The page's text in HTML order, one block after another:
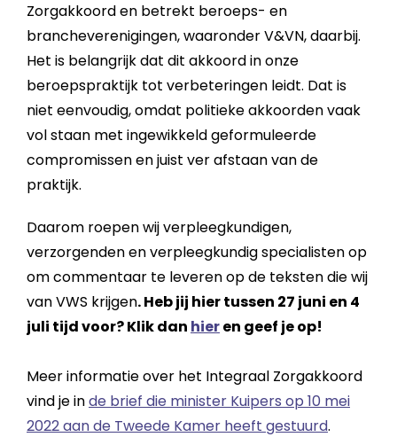
Zorgakkoord en betrekt beroeps- en
brancheverenigingen, waaronder V&VN, daarbij.
Het is belangrijk dat dit akkoord in onze
beroepspraktijk tot verbeteringen leidt. Dat is
niet eenvoudig, omdat politieke akkoorden vaak
vol staan met ingewikkeld geformuleerde
compromissen en juist ver afstaan van de
praktijk.
Daarom roepen wij verpleegkundigen,
verzorgenden en verpleegkundig specialisten op
om commentaar te leveren op de teksten die wij
van VWS krijgen. Heb jij hier tussen 27 juni en 4
juli tijd voor? Klik dan hieren geef je op!
Meer informatie over het Integraal Zorgakkoord
vind je inde brief die minister Kuipers op 10 mei
2022 aan de Tweede Kamer heeft gestuurd.